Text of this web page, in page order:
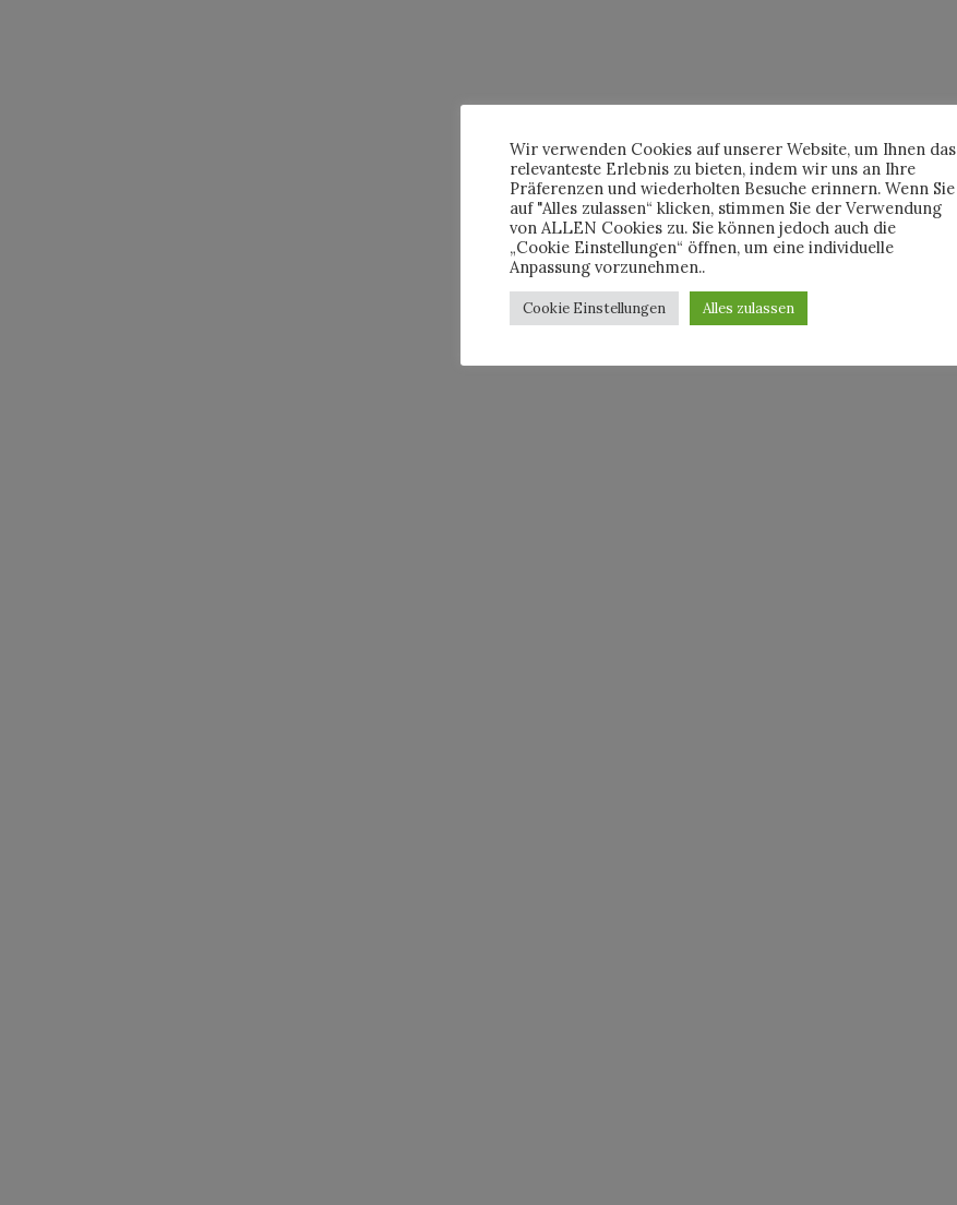
Wir verwenden Cookies auf unserer Website, um Ihnen das
relevanteste Erlebnis zu bieten, indem wir uns an Ihre
Präferenzen und wiederholten Besuche erinnern. Wenn Sie
auf "Alles zulassen“ klicken, stimmen Sie der Verwendung
von ALLEN Cookies zu. Sie können jedoch auch die
„Cookie Einstellungen“ öffnen, um eine individuelle
Anpassung vorzunehmen..
Cookie Einstellungen Alles zulassen